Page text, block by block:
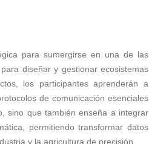
para sumergirse en una de las
diseñar y gestionar ecosistemas
los participantes aprenderán a
de comunicación esenciales
sino que también enseña a integrar
permitiendo transformar datos
y la agricultura de precisión.